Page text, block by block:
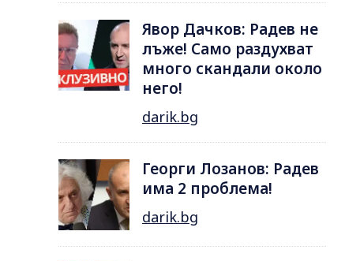
Явор Дачков: Радев не
лъже! Само раздухват
много скандали около
него!
darik.bg
Георги Лозанов: Радев
има 2 проблема!
darik.bg